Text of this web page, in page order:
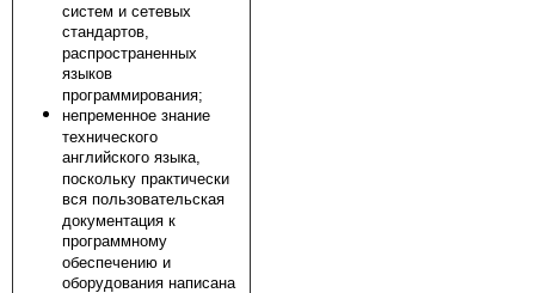
систем и сетевых
стандартов,
распространенных
языков
программирования;
непременное знание
технического
английского языка,
поскольку практически
вся пользовательская
документация к
программному
обеспечению и
оборудования написана